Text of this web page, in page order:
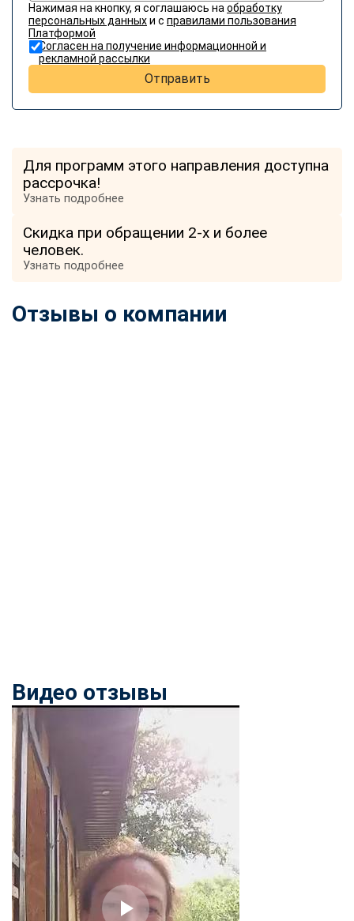
Нажимая на кнопку, я соглашаюсь на обработку
персональных данныхи с правилами пользования
Платформой
Согласен на получение информационной и
рекламной рассылки
Отправить
Для программ этого направления доступна
рассрочка!
Узнать подробнее
Скидка при обращении 2-х и более
человек.
Узнать подробнее
Отзывы о компании
Видео отзывы